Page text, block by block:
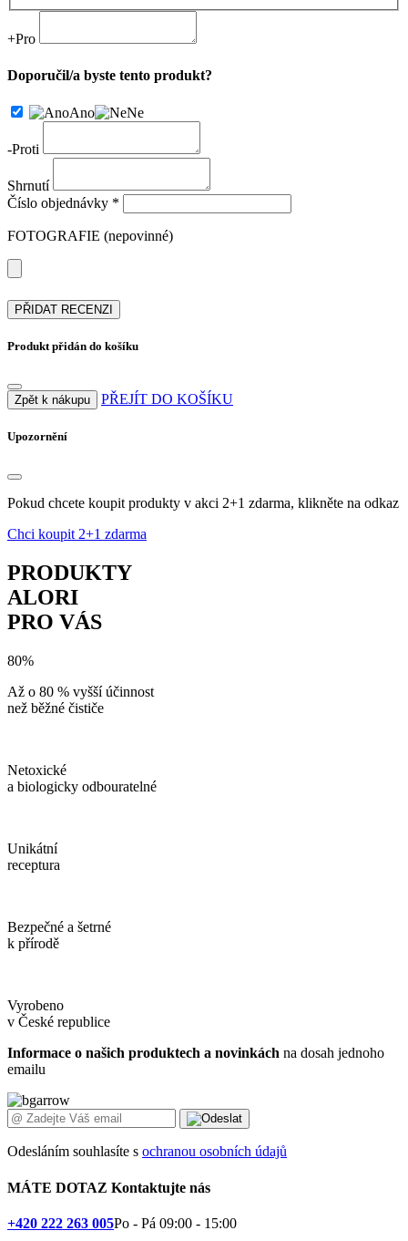
+Pro
Doporučil/a byste tento produkt?
Ano Ne
-Proti
Shrnutí
Číslo objednávky *
FOTOGRAFIE (nepovinné)
PŘIDAT RECENZI
Produkt přidán do košíku
Zpět k nákupu PŘEJÍT DO KOŠÍKU
Upozornění
Pokud chcete koupit produkty v akci 2+1 zdarma, klikněte na odkaz
Chci koupit 2+1 zdarma
PRODUKTY
ALORI
PRO VÁS
80%
Až o 80 % vyšší účinnost
než běžné čističe
Netoxické
a biologicky odbouratelné
Unikátní
receptura
Bezpečné a šetrné
k přírodě
Vyrobeno
v České republice
Informace o našich produktech a novinkách na dosah jednoho
emailu
Odesláním souhlasíte s ochranou osobních údajů
MÁTE DOTAZ Kontaktujte nás
+420 222 263 005Po - Pá 09:00 - 15:00